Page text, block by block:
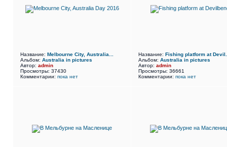
Название: Melbourne City, Australia...
Альбом: Australia in pictures
Автор: admin
Просмотры: 37430
Комментарии: пока нет
Название: Fishing platform at
Альбом: Australia in pictures
Автор: admin
Просмотры: 36661
Комментарии: пока нет